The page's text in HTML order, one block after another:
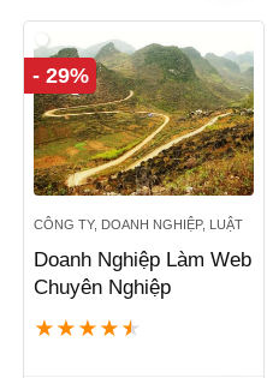
- 29%
CÔNG TY, DOANH NGHIỆP, LUẬT
Doanh Nghiệp Làm Web
Chuyên Nghiệp
★ ★ ★ ★ ★